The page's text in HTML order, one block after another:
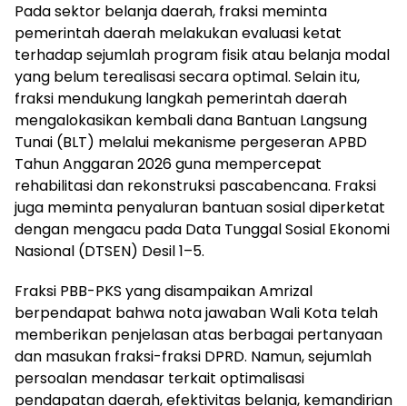
Pada sektor belanja daerah, fraksi meminta
pemerintah daerah melakukan evaluasi ketat
terhadap sejumlah program fisik atau belanja modal
yang belum terealisasi secara optimal. Selain itu,
fraksi mendukung langkah pemerintah daerah
mengalokasikan kembali dana Bantuan Langsung
Tunai (BLT) melalui mekanisme pergeseran APBD
Tahun Anggaran 2026 guna mempercepat
rehabilitasi dan rekonstruksi pascabencana. Fraksi
juga meminta penyaluran bantuan sosial diperketat
dengan mengacu pada Data Tunggal Sosial Ekonomi
Nasional (DTSEN) Desil 1–5.
Fraksi PBB-PKS yang disampaikan Amrizal
berpendapat bahwa nota jawaban Wali Kota telah
memberikan penjelasan atas berbagai pertanyaan
dan masukan fraksi-fraksi DPRD. Namun, sejumlah
persoalan mendasar terkait optimalisasi
pendapatan daerah, efektivitas belanja, kemandirian